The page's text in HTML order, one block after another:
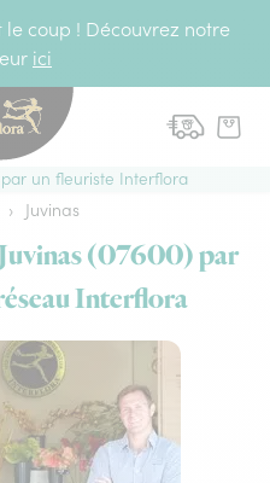
le coup ! Découvrez notre
ici
un fleuriste Interflora
› Juvinas
(07600) par
Interflora